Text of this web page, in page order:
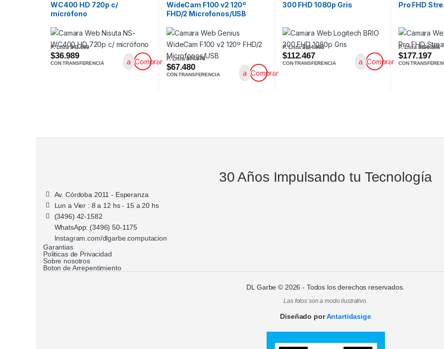
WC400 HD 720p c/
micrófono
P. Lista$41.099
$36.989
CON TRANSFERENCIA Comprar
WideCam F100 v2 120º
FHD/2 Microfonos/USB
P. Lista$74.978
$67.480
CON TRANSFERENCIA Comprar
300 FHD 1080p Gris
P. Lista$124.963
$112.467
CON TRANSFERENCIA Comprar
Pro FHD
P. Lista$196.886
$177.197
CON
30 Años Impulsando tu Tecnología
Av. Córdoba 2011 - Esperanza
Lun a Vier : 8 a 12 hs - 15 a 20 hs
(3496) 42-1582
WhatsApp: (3496) 50-1175
Instagram.com/dlgarbe.computacion
Garantias
Politicas de Privacidad
Sobre nosotros
Boton de Arrepentimiento
DL Garbe © 2026 - Todos los derechos reservados.
Las fotos son a modo ilustrativo.
Diseñado porAntartidasige